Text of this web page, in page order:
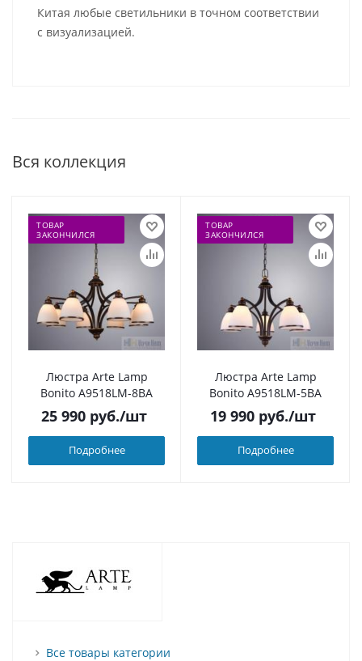
Китая любые светильники в точном соответствии
с визуализацией.
Вся коллекция
ТОВАР
ЗАКОНЧИЛСЯ
Люстра Arte Lamp
Bonito A9518LM-8BA
25 990руб./шт
Подробнее
ТОВАР
ЗАКОНЧИЛСЯ
Люстра Arte Lamp
Bonito A9518LM-5BA
19 990руб./шт
Подробнее
Все товары категории